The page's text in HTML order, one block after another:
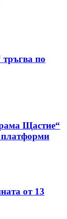
по
Щастие“
платформи
от 13